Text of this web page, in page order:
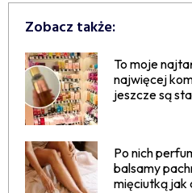
Zobacz także:
To moje
najwięcej
jeszcze są
Po nich
balsamy
mięciutką jak